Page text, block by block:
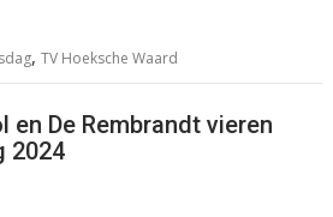
,TV Hoeksche Waard
De Rembrandt vieren
2024